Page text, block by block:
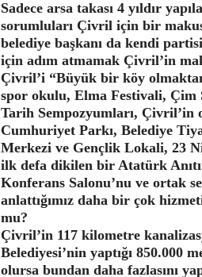
Sadece arsa takası 4 yıldır
sorumluları Çivril için bir
belediye başkanı da kendi
için adım atmamak Çivril’in
Çivril’i “Büyük bir köy
spor okulu, Elma Festivali, Çim
Tarih Sempozyumları, Çivril’in
Cumhuriyet Parkı, Belediye
Merkezi ve Gençlik Lokali, 23
ilk defa dikilen bir Atatürk
Konferans Salonu’nu ve ortak
anlattığımız daha bir çok
mu?
Çivril’in 117 kilometre
Belediyesi’nin yaptığı 850.000
olursa bundan daha fazlasını